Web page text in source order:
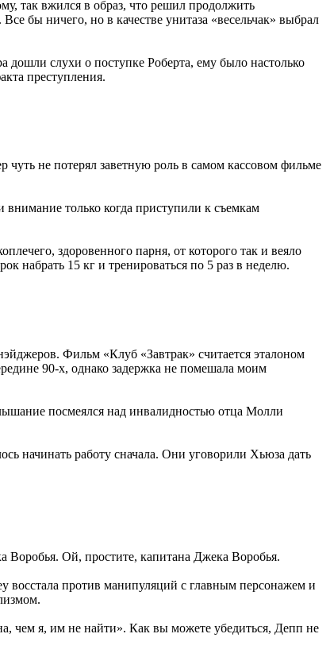
так вжился в образ, что решил продолжить
бы ничего, но в качестве унитаза «весельчак» выбрал
слухи о поступке Роберта, ему было настолько
преступления.
чуть не потерял заветную роль в самом кассовом фильме
внимание только когда приступили к съемкам
здоровенного парня, от которого так и веяло
набрать 15 кг и тренироваться по 5 раз в неделю.
Фильм «Клуб «Завтрак» считается эталоном
90-х, однако задержка не помешала моим
посмеялся над инвалидностью отца Молли
начинать работу сначала. Они уговорили Хьюза дать
Ой, простите, капитана Джека Воробья.
восстала против манипуляций с главным персонажем и
чем я, им не найти». Как вы можете убедиться, Депп не